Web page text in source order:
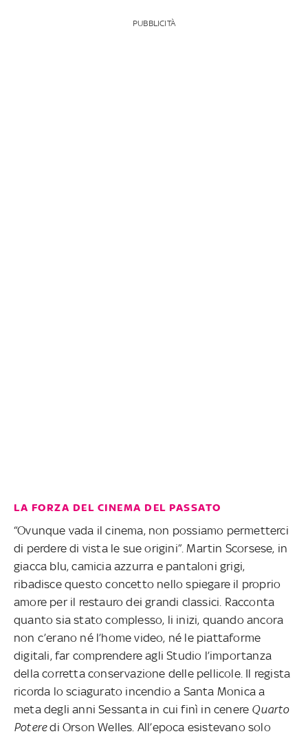
PUBBLICITÀ
LA FORZA DEL CINEMA DEL PASSATO
“Ovunque vada il cinema, non possiamo permetterci
di perdere di vista le sue origini”. Martin Scorsese, in
giacca blu, camicia azzurra e pantaloni grigi,
ribadisce questo concetto nello spiegare il proprio
amore per il restauro dei grandi classici. Racconta
quanto sia stato complesso, li inizi, quando ancora
non c’erano né l’home video, né le piattaforme
digitali, far comprendere agli Studio l’importanza
della corretta conservazione delle pellicole. Il regista
ricorda lo sciagurato incendio a Santa Monica a
meta degli anni Sessanta in cui finì in cenere Quarto
Poteredi Orson Welles. All’epoca esistevano solo